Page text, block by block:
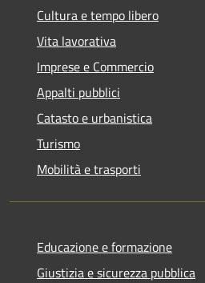
Cultura e tempo libero
Vita lavorativa
Imprese e Commercio
Appalti pubblici
Catasto e urbanistica
Turismo
Mobilità e trasporti
Educazione e formazione
Giustizia e sicurezza pubblica